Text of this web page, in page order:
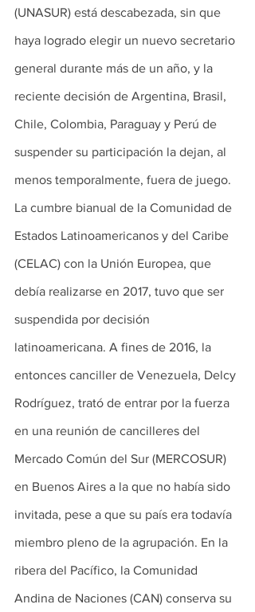
(UNASUR) está descabezada, sin que
haya logrado elegir un nuevo secretario
general durante más de un año, y la
reciente decisión de Argentina, Brasil,
Chile, Colombia, Paraguay y Perú de
suspender su participación la dejan, al
menos temporalmente, fuera de juego.
La cumbre bianual de la Comunidad de
Estados Latinoamericanos y del Caribe
(CELAC) con la Unión Europea, que
debía realizarse en 2017, tuvo que ser
suspendida por decisión
latinoamericana. A fines de 2016, la
entonces canciller de Venezuela, Delcy
Rodríguez, trató de entrar por la fuerza
en una reunión de cancilleres del
Mercado Común del Sur (MERCOSUR)
en Buenos Aires a la que no había sido
invitada, pese a que su país era todavía
miembro pleno de la agrupación. En la
ribera del Pacífico, la Comunidad
Andina de Naciones (CAN) conserva su